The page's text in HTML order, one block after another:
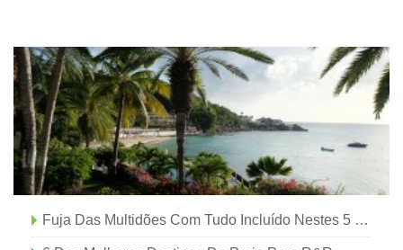
Fuja Das Multidões Com Tudo Incluído Nestes 5 Hotéis Caribenhos